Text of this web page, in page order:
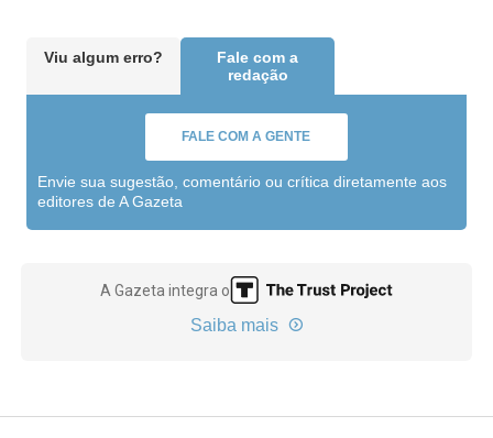
Viu algum erro?
Fale com a
redação
FALE COM A GENTE
Envie sua sugestão, comentário ou crítica diretamente aos
editores de A Gazeta
A Gazeta integra o
Saiba mais